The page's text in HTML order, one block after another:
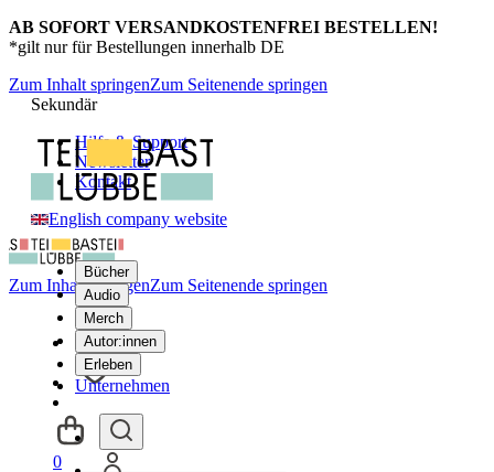
AB SOFORT VERSANDKOSTENFREI BESTELLEN!
*gilt nur für Bestellungen innerhalb DE
Zum Inhalt springenZum Seitenende springen
Sekundär
Hilfe & Support
Newsletter
Kontakt
English company website
Bücher
Audio
Merch
Autor:innen
Erleben
Unternehmen
Zum Inhalt springenZum Seitenende springen
0